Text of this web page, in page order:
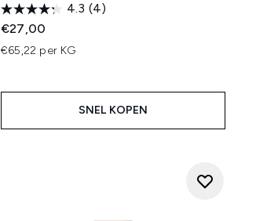
4.3 (4)
€27,00
€65,22 per KG
SNEL KOPEN